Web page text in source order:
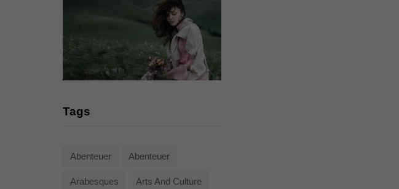
Tags
Abenteuer Abenteuer
Arabesques Arts And Culture